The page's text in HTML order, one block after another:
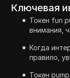
Ключевая
Токен fun
внимания,
Когда
правило,
Токен